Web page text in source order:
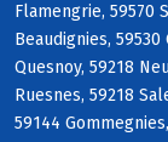
Flamengrie, 59570
Beaudignies,
Quesnoy, 59218
Ruesnes, 59218
59144